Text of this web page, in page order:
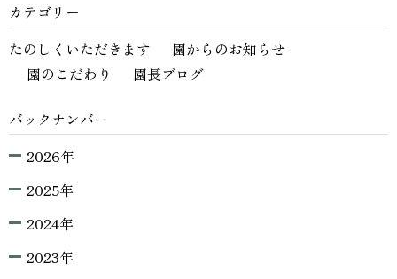
カテゴリー
たのしくいただきます
園からのお知らせ
園のこだわり
園長ブログ
バックナンバー
2026年
2025年
2024年
2023年